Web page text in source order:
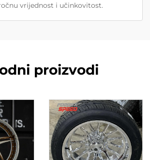
vrijednost i učinkovitost.
proizvodi